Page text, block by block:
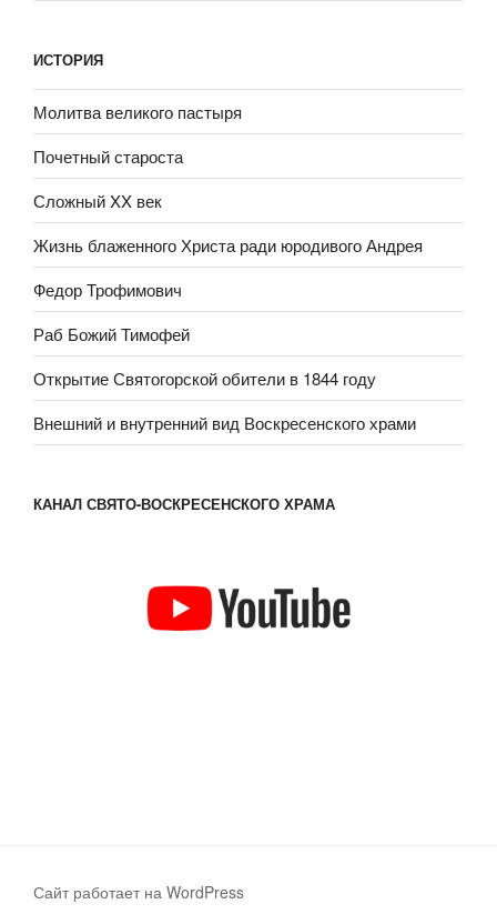
ИСТОРИЯ
Молитва великого пастыря
Почетный староста
Сложный XX век
Жизнь блаженного Христа ради юродивого Андрея
Федор Трофимович
Раб Божий Тимофей
Открытие Святогорской обители в 1844 году
Внешний и внутренний вид Воскресенского храми
КАНАЛ СВЯТО-ВОСКРЕСЕНСКОГО ХРАМА
Сайт работает на WordPress